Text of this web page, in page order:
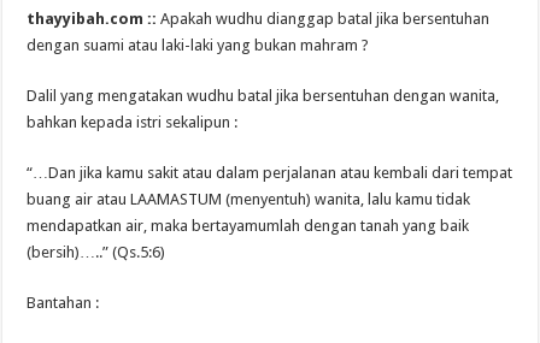
thayyibah.com ::Apakah wudhu dianggap batal jika bersentuhan
dengan suami atau laki-laki yang bukan mahram ?
Dalil yang mengatakan wudhu batal jika bersentuhan dengan wanita,
bahkan kepada istri sekalipun :
“…Dan jika kamu sakit atau dalam perjalanan atau kembali dari tempat
buang air atau LAAMASTUM (menyentuh) wanita, lalu kamu tidak
mendapatkan air, maka bertayamumlah dengan tanah yang baik
(bersih)…..” (Qs.5:6)
Bantahan :